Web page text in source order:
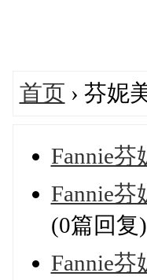
首页 › 芬妮
Fannie
Fannie
(0篇回复)
Fannie